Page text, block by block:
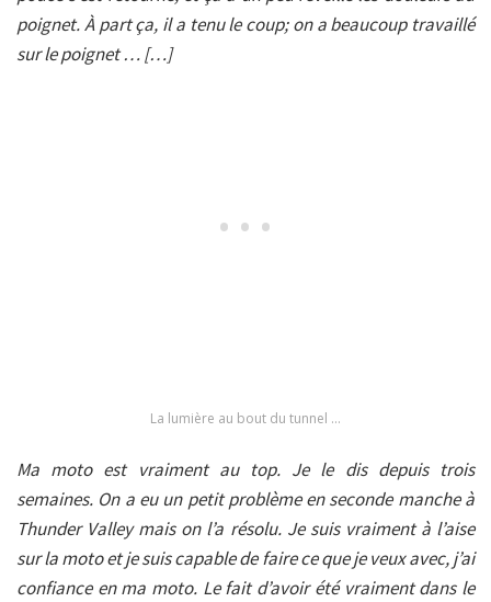
poignet. À part ça, il a tenu le coup; on a beaucoup travaillé
sur le poignet … […]
La lumière au bout du tunnel …
Ma moto est vraiment au top. Je le dis depuis trois
semaines. On a eu un petit problème en seconde manche à
Thunder Valley mais on l’a résolu. Je suis vraiment à l’aise
sur la moto et je suis capable de faire ce que je veux avec, j’ai
confiance en ma moto. Le fait d’avoir été vraiment dans le